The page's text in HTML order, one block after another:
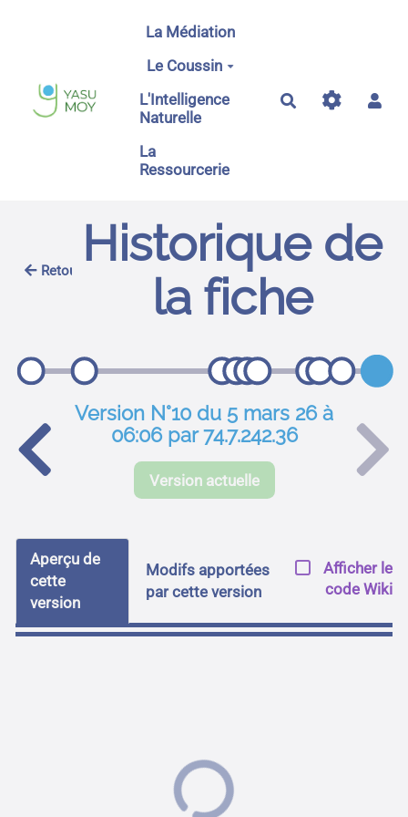
Aller au contenu principal
La Médiation
Le Coussin
L'Intelligence
Naturelle
La
Ressourcerie
Rechercher
Retour
Historique de
la fiche
Version N°10 du 5 mars 26 à
06:06 par 74.7.242.36
Version actuelle
Aperçu de
cette
version
Modifs apportées
par cette version
Afficher le
code Wiki